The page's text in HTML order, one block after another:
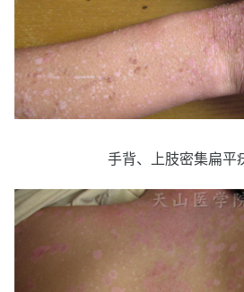
手背、上肢密集扁平